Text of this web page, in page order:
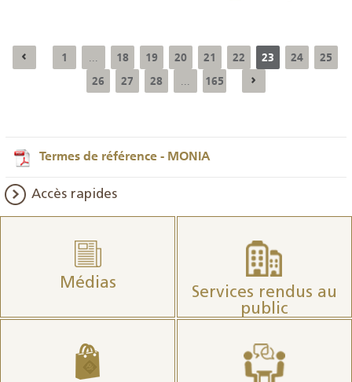
1 18 19 20 21 22 23 24
25
26
27 28 165
Termes de référence - MONIA
Accès rapides
Médias
Services rendus au
public